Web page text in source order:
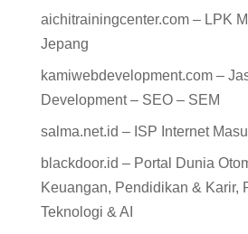
aichitrainingcenter.com – LPK
Jepang
kamiwebdevelopment.com –
Development – SEO – SEM
salma.net.id – ISP Internet
blackdoor.id – Portal Dunia
Keuangan, Pendidikan & Karir,
Teknologi & AI